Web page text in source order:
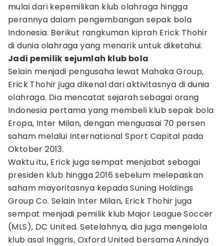
mulai dari kepemilikan klub olahraga hingga
perannya dalam pengembangan sepak bola
Indonesia. Berikut rangkuman kiprah Erick Thohir
di dunia olahraga yang menarik untuk diketahui.
Jadi pemilik sejumlah klub bola
Selain menjadi pengusaha lewat Mahaka Group,
Erick Thohir juga dikenal dari aktivitasnya di dunia
olahraga. Dia mencatat sejarah sebagai orang
Indonesia pertama yang membeli klub sepak bola
Eropa, Inter Milan, dengan menguasai 70 persen
saham melalui International Sport Capital pada
Oktober 2013.
Waktu itu, Erick juga sempat menjabat sebagai
presiden klub hingga 2016 sebelum melepaskan
saham mayoritasnya kepada Suning Holdings
Group Co. Selain Inter Milan, Erick Thohir juga
sempat menjadi pemilik klub Major League Soccer
(MLS), DC United. Setelahnya, dia juga mengelola
klub asal Inggris, Oxford United bersama Anindya